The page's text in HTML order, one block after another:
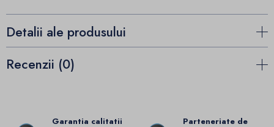
Detalii ale produsului
Recenzii (0)
Garantia calitatii Parteneriate de